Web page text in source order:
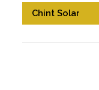
Chint Solar